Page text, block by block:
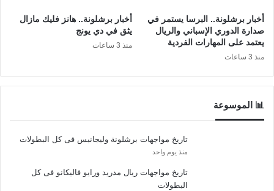
أخبار برشلونة.. البرسا يستمر في
صدارة الدوري الإسباني والريال
يعتمد على المهارات الفردية
منذ 3 ساعات
أخبار برشلونة.. هانز فليك مازال
يثق في دي يونج
منذ 3 ساعات
📊 الموسوعة
تاريخ مواجهات برشلونة وليجانيس فى كل البطولات
منذ يوم واحد
تاريخ مواجهات ريال مدريد ورايو فاليكانو فى كل
البطولات